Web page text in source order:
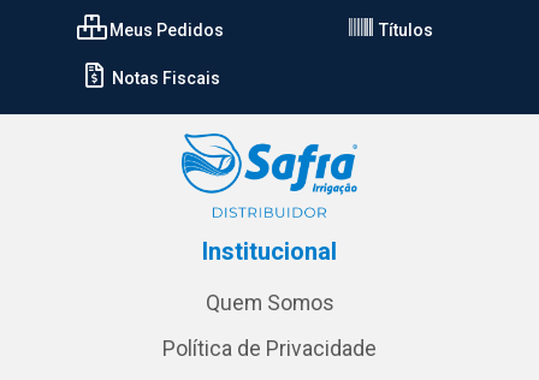
Meus Pedidos Títulos
Notas Fiscais
Institucional
Quem Somos
Política de Privacidade